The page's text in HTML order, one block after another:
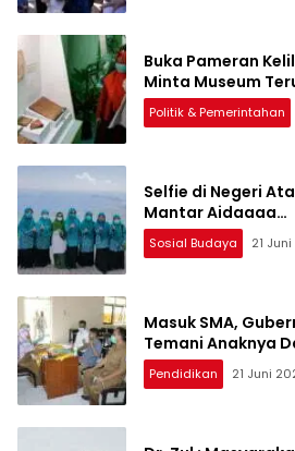
Buka Pameran
Minta Museum
Politik & Pemerintahan
Selfie di Negeri
Mantar Aidaaaa…
Sosial Budaya 21 Juni
Masuk SMA,
Temani Anaknya
Pendidikan 21 Juni